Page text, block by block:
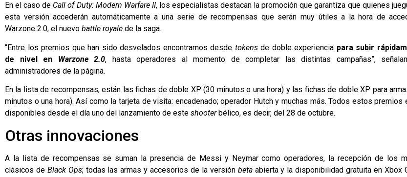
En el caso de Call of Duty: Modern Warfare II, los especialistas destacan la promoción que garantiza que quienes
esta versión accederán automáticamente a una serie de recompensas que serán muy útiles a la hora de
Warzone 2.0, el nuevo battle royale de la saga.
“Entre los premios que han sido desvelados encontramos desde tokensde doble experiencia para subir
de nivel en Warzone 2.0, hasta operadores al momento de completar las distintas campañas”,
administradores de la página.
En la lista de recompensas, están las fichas de doble XP (30 minutos o una hora) y las fichas de doble XP para
minutos o una hora). Así como la tarjeta de visita: encadenado; operador Hutch y muchas más. Todos estos premios
disponibles desde el día uno del lanzamiento de este shooter bélico, es decir, del 28 de octubre.
Otras innovaciones
A la lista de recompensas se suman la presencia de Messi y Neymar como operadores, la recepción de los
clásicos de Black Ops; todas las armas y accesorios de la versión beta abierta y la disponibilidad gratuita en Xbox